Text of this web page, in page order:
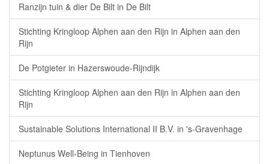
Ranzijn tuin & dier De Bilt in De Bilt
Stichting Kringloop Alphen aan den Rijn in Alphen aan den
Rijn
De Potgieter in Hazerswoude-Rijndijk
Stichting Kringloop Alphen aan den Rijn in Alphen aan den
Rijn
Sustainable Solutions International II B.V. in 's-Gravenhage
Neptunus Well-Being in Tienhoven